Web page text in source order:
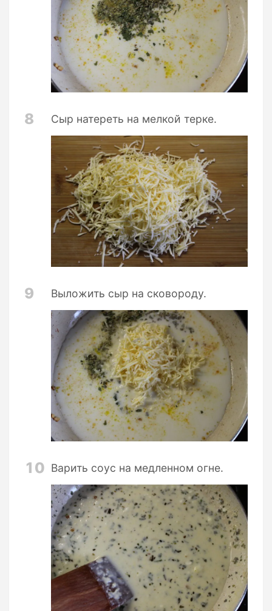
8 Сыр натереть на мелкой терке.
9 Выложить сыр на сковороду.
10 Варить соус на медленном огне.